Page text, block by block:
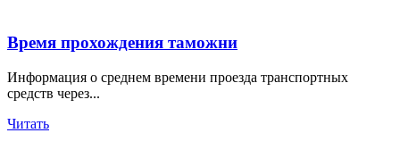
Время прохождения таможни
Информация о среднем времени проезда транспортных
средств через...
Читать